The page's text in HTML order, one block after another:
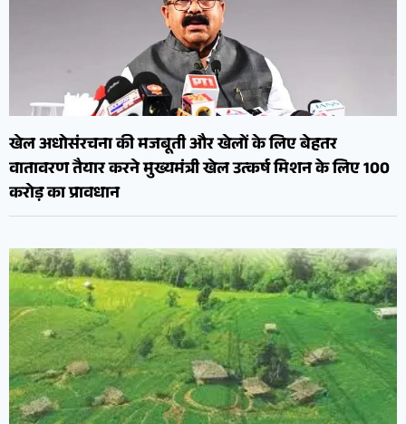
खेल अधोसंरचना की मजबूती और खेलों के लिए बेहतर
वातावरण तैयार करने मुख्यमंत्री खेल उत्कर्ष मिशन के लिए 100
करोड़ का प्रावधान